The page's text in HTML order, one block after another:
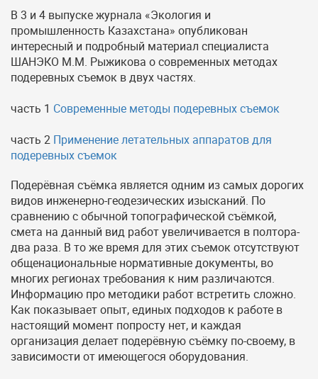
В 3 и 4 выпуске журнала «Экология и
промышленность Казахстана» опубликован
интересный и подробный материал специалиста
ШАНЭКО М.М. Рыжикова о современных методах
подеревных съемок в двух частях.
часть 1 Современные методы подеревных съемок
часть 2 Применение летательных аппаратов для
подеревных съемок
Подерёвная съёмка является одним из самых дорогих
видов инженерно-геодезических изысканий. По
сравнению с обычной топографической съёмкой,
смета на данный вид работ увеличивается в полтора-
два раза. В то же время для этих съемок отсутствуют
общенациональные нормативные документы, во
многих регионах требования к ним различаются.
Информацию про методики работ встретить сложно.
Как показывает опыт, единых подходов к работе в
настоящий момент попросту нет, и каждая
организация делает подерёвную съёмку по-своему, в
зависимости от имеющегося оборудования.